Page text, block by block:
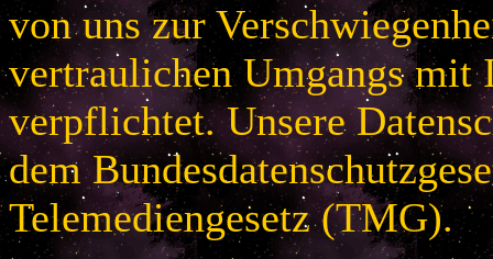
von uns zur
vertraulichen Umgangs mit
verpflichtet. Unsere
dem
Telemediengesetz (TMG).